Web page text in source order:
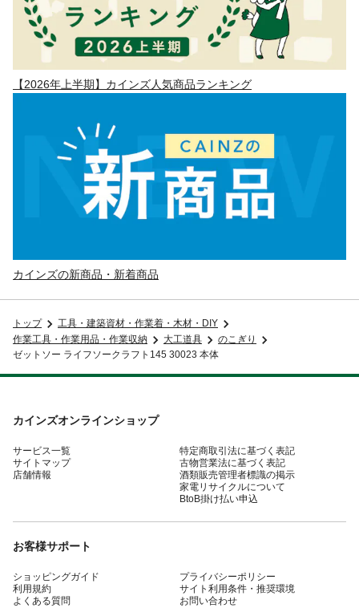
【2026年上半期】カインズ人気商品ランキング
カインズの新商品・新着商品
トップ
工具・建築資材・作業着・木材・DIY
作業工具・作業用品・作業収納
大工道具
のこぎり
ゼットソー ライフソークラフト145 30023 本体
カインズオンラインショップ
サービス一覧
サイトマップ
店舗情報
特定商取引法に基づく表記
古物営業法に基づく表記
酒類販売管理者標識の掲示
家電リサイクルについて
BtoB掛け払い申込
お客様サポート
ショッピングガイド
利用規約
よくある質問
プライバシーポリシー
サイト利用条件・推奨環境
お問い合わせ